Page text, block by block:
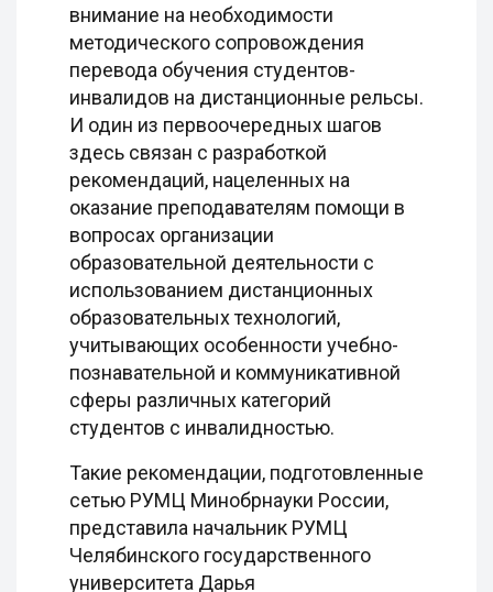
внимание на необходимости
методического сопровождения
перевода обучения студентов-
инвалидов на дистанционные рельсы.
И один из первоочередных шагов
здесь связан с разработкой
рекомендаций, нацеленных на
оказание преподавателям помощи в
вопросах организации
образовательной деятельности с
использованием дистанционных
образовательных технологий,
учитывающих особенности учебно-
познавательной и коммуникативной
сферы различных категорий
студентов с инвалидностью.
Такие рекомендации, подготовленные
сетью РУМЦ Минобрнауки России,
представила начальник РУМЦ
Челябинского государственного
университета Дарья